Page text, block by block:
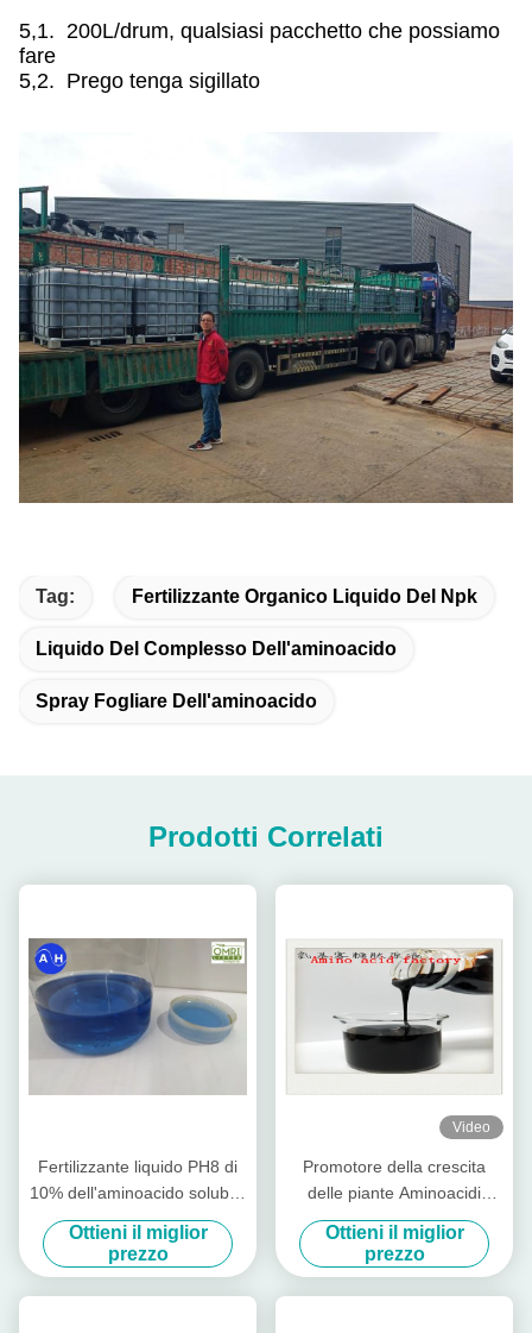
5,1. 200L/drum, qualsiasi pacchetto che possiamo
fare
5,2. Prego tenga sigillato
Tag: Fertilizzante Organico Liquido Del Npk
Liquido Del Complesso Dell'aminoacido
Spray Fogliare Dell'aminoacido
Prodotti Correlati
Fertilizzante liquido PH8 di
10% dell'aminoacido solubile
in acqua dello zinco
Ottieni il miglior
prezzo
Video
Promotore della crescita
delle piante Aminoacidi
chelati Ca-Mg Liquid Organic
Fertilizer Special For Fruit
Trees
Ottieni il miglior
prezzo